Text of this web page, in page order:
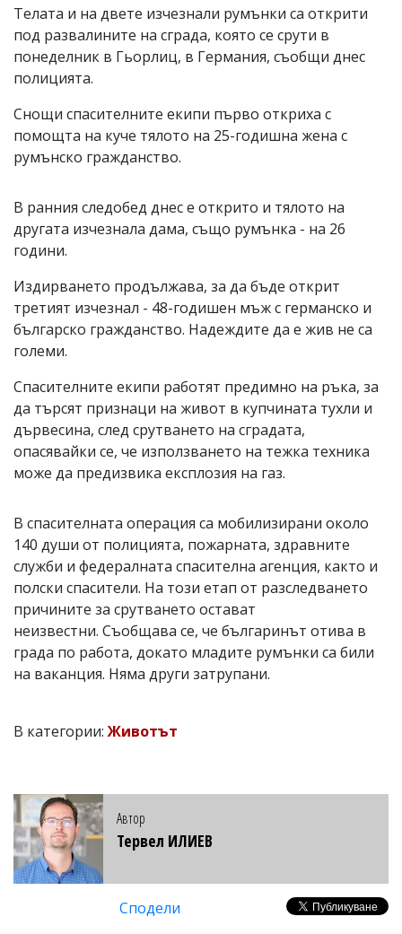
отговорност
тях!
Ако
откриете
за
вас
коментар,
моля
сигнализирайте
Телата и на двете изчезнали румънки са открити
под развалините на сграда, която се срути в
понеделник в Гьорлиц, в Германия, съобщи днес
полицията.
Снощи спасителните екипи първо откриха с
помощта на куче тялото на 25-годишна жена с
румънско гражданство.
В ранния следобед днес е открито и тялото на
другата изчезнала дама, също румънка - на 26
години.
Издирването продължава, за да бъде открит
третият изчезнал - 48-годишен мъж с германско и
българско гражданство. Надеждите да е жив не са
големи.
Спасителните екипи работят предимно на ръка, за
да търсят признаци на живот в купчината тухли и
дървесина, след срутването на сградата,
опасявайки се, че използването на тежка техника
може да предизвика експлозия на газ.
В спасителната операция са мобилизирани около
140 души от полицията, пожарната, здравните
служби и федералната спасителна агенция, както и
полски спасители. На този етап от разследването
причините за срутването остават
неизвестни. Съобщава се, че българинът отива в
града по работа, докато младите румънки са били
на ваканция. Няма други затрупани.
В категории:Животът
Автор
Тервел ИЛИЕВ
Сподели